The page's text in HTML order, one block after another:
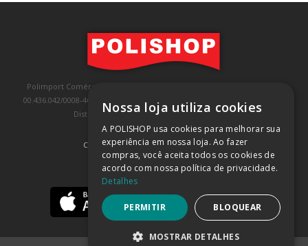
Polimport Comércio e Exportação LTDA, inscrita no CNPJ/MF sob o nº
00.436.042/0008-46, IE 407.458.707.103, com sede na Rua Kanebo, nº 175,
Distrito Industrial, Jundiaí/SP, CEP: 13213-090
COMPRA 100% SEGURA (SAIBA MAIS)
BAIXE NOSSO APP
Nossa loja utiliza cookies
A POLISHOP usa cookies para melhorar sua
experiência em nossa loja. Ao fazer
compras, você aceita todos os cookies de
acordo com nossa política de privacidade.
Detalhes
PERMITIR BLOQUEAR
MOSTRAR DETALHES